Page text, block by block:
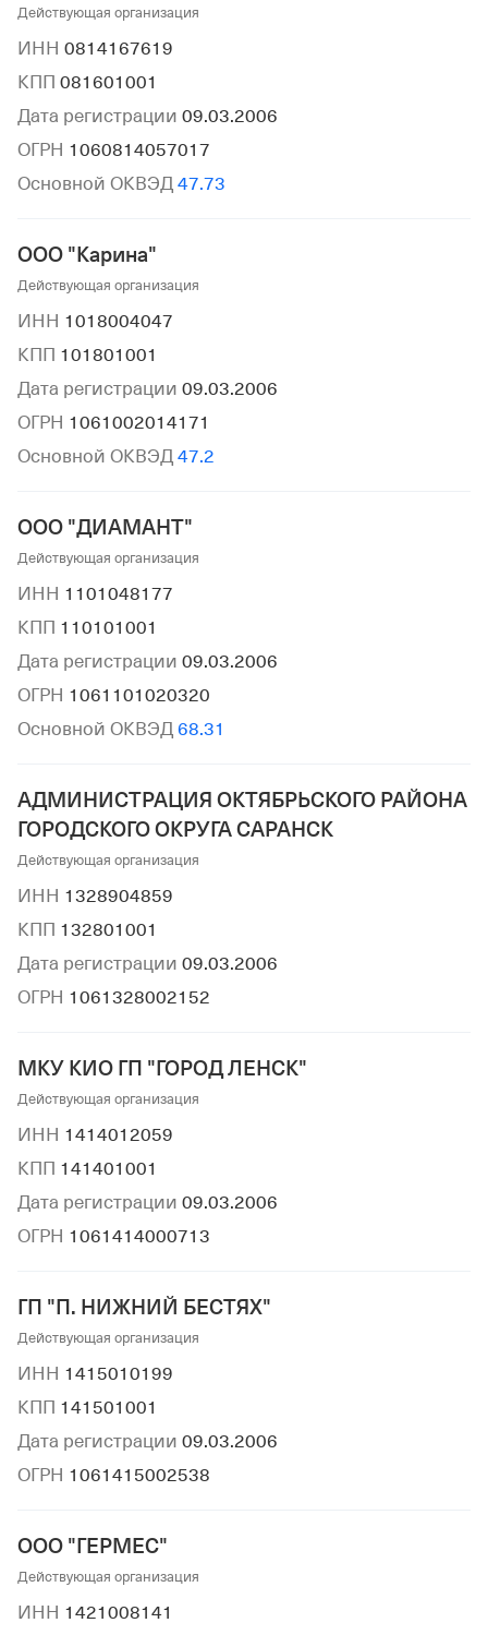
Действующая организация
ИНН 0814167619
КПП 081601001
Дата регистрации 09.03.2006
ОГРН 1060814057017
Основной ОКВЭД 47.73
ООО "Карина"
Действующая организация
ИНН 1018004047
КПП 101801001
Дата регистрации 09.03.2006
ОГРН 1061002014171
Основной ОКВЭД 47.2
ООО "ДИАМАНТ"
Действующая организация
ИНН 1101048177
КПП 110101001
Дата регистрации 09.03.2006
ОГРН 1061101020320
Основной ОКВЭД 68.31
АДМИНИСТРАЦИЯ ОКТЯБРЬСКОГО РАЙОНА
ГОРОДСКОГО ОКРУГА САРАНСК
Действующая организация
ИНН 1328904859
КПП 132801001
Дата регистрации 09.03.2006
ОГРН 1061328002152
МКУ КИО ГП "ГОРОД ЛЕНСК"
Действующая организация
ИНН 1414012059
КПП 141401001
Дата регистрации 09.03.2006
ОГРН 1061414000713
ГП "П. НИЖНИЙ БЕСТЯХ"
Действующая организация
ИНН 1415010199
КПП 141501001
Дата регистрации 09.03.2006
ОГРН 1061415002538
ООО "ГЕРМЕС"
Действующая организация
ИНН 1421008141